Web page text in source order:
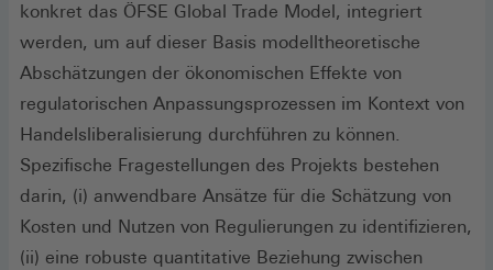
konkret das ÖFSE Global Trade Model, integriert
werden, um auf dieser Basis modelltheoretische
Abschätzungen der ökonomischen Effekte von
regulatorischen Anpassungsprozessen im Kontext von
Handelsliberalisierung durchführen zu können.
Spezifische Fragestellungen des Projekts bestehen
darin, (i) anwendbare Ansätze für die Schätzung von
Kosten und Nutzen von Regulierungen zu identifizieren,
(ii) eine robuste quantitative Beziehung zwischen